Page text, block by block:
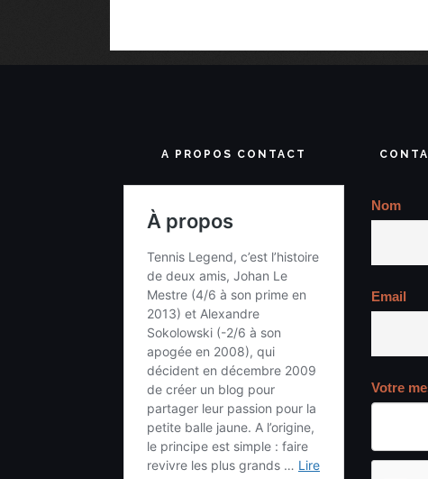
A PROPOS CONTACT
Nom
Email
Votre